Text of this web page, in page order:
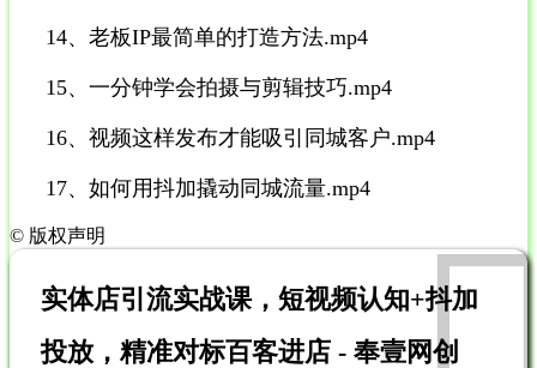
14、老板IP最简单的打造方法.mp4
15、一分钟学会拍摄与剪辑技巧.mp4
16、视频这样发布才能吸引同城客户.mp4
17、如何用抖加撬动同城流量.mp4
© 版权声明
实体店引流实战课，短视频认知+抖加
投放，精准对标百客进店 - 奉壹网创